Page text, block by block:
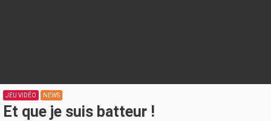
JEU VIDÉO NEWS
Et que je suis batteur !